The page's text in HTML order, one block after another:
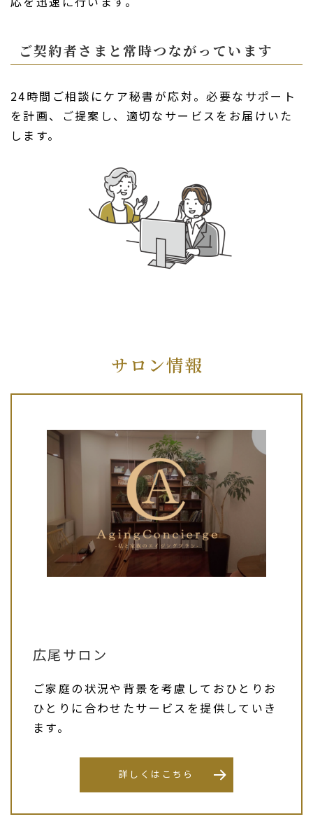
ご契約者さまと常時つながっています
24時間ご相談にケア秘書が応対。必要なサポート
を計画、ご提案し、適切なサービスをお届けいた
します。
サロン情報
広尾サロン
ご家庭の状況や背景を考慮しておひとりお
ひとりに合わせたサービスを提供していき
ます。
詳しくはこちら